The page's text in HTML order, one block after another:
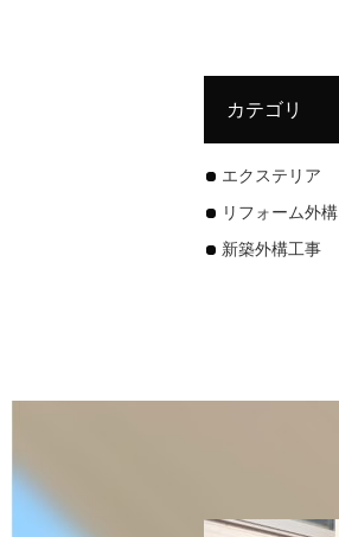
カテゴリ
エクステリア
リフォーム外構
新築外構工事